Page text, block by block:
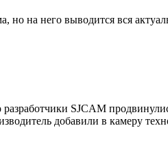
но на него выводится вся
SJCAM
добавили в камеру